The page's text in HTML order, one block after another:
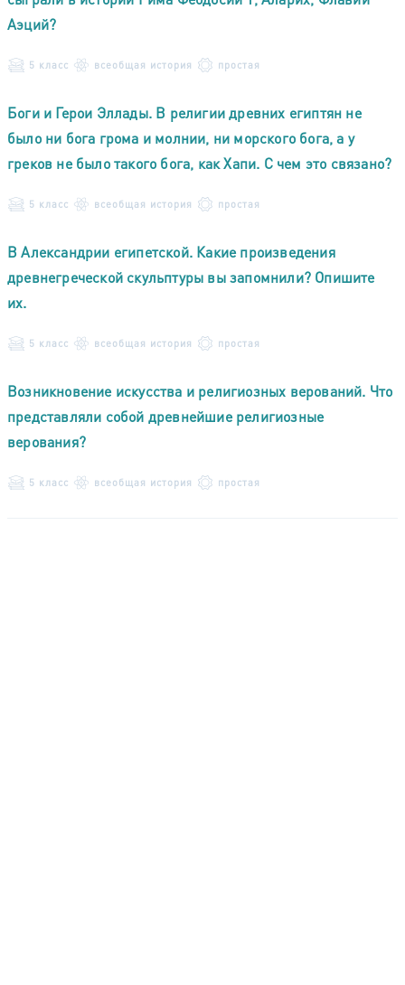
Аэций?
5 класс всеобщая история простая
Боги и Герои Эллады. В религии древних египтян не
было ни бога грома и молнии, ни морского бога, а у
греков не было такого бога, как Хапи. С чем это связано?
5 класс всеобщая история простая
В Александрии египетской. Какие произведения
древнегреческой скульптуры вы запомнили? Опишите
их.
5 класс всеобщая история простая
Возникновение искусства и религиозных верований. Что
представляли собой древнейшие религиозные
верования?
5 класс всеобщая история простая